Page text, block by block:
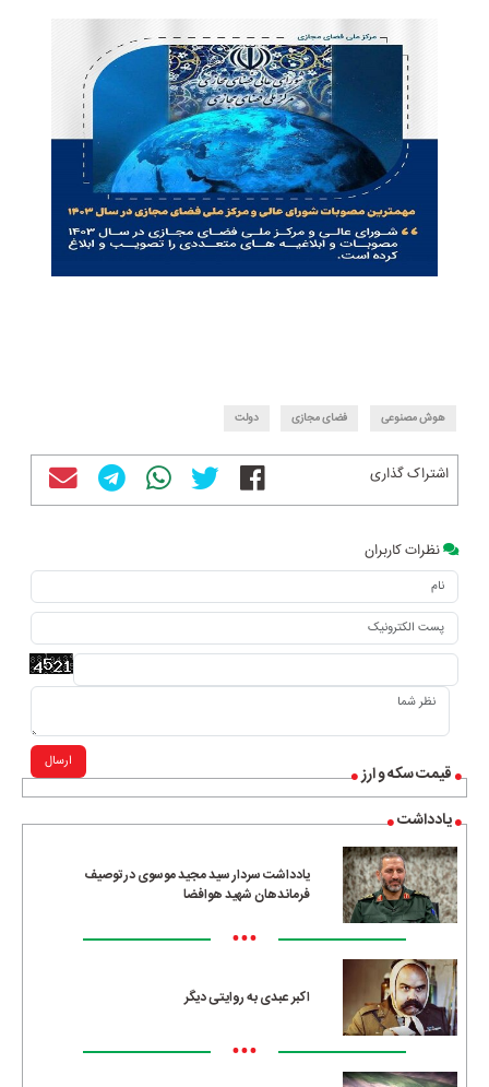
قیمت سکه و ارز
یادداشت
یادداشت سردار سید مجید موسوی در توصیف
فرماندهان شهید هوافضا
•••
اکبر عبدی به روایتی دیگر
•••
هوش مصنوعی فضای مجازی دولت
اشتراک گذاری
نظرات کاربران
ارسال